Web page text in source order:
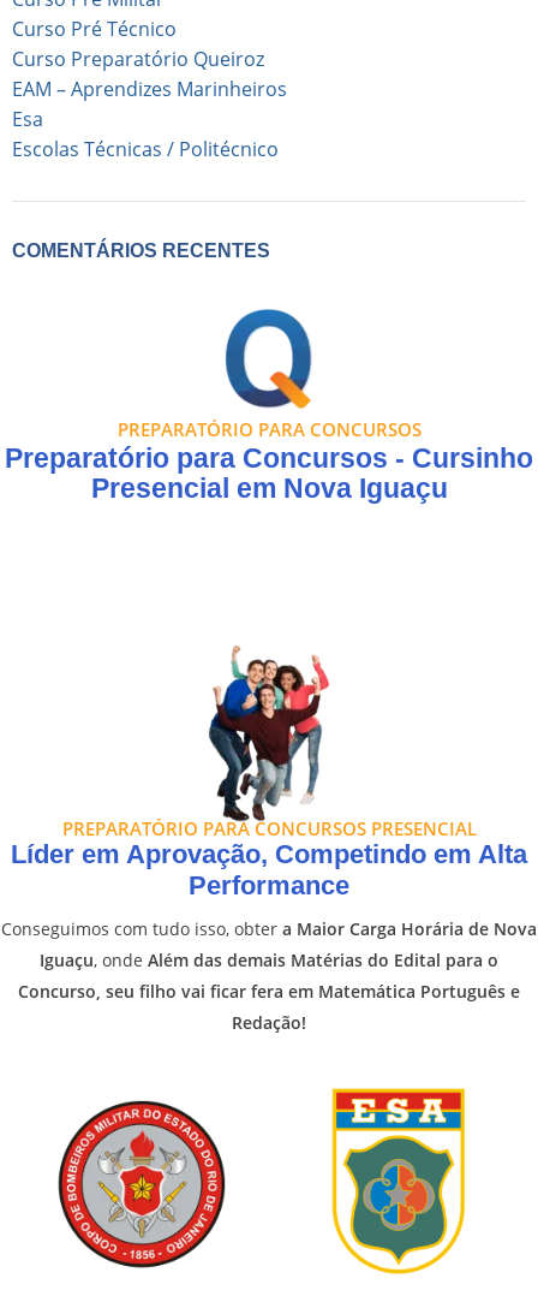
Curso Pré Técnico
Curso Preparatório Queiroz
EAM – Aprendizes Marinheiros
Esa
Escolas Técnicas / Politécnico
COMENTÁRIOS RECENTES
PREPARATÓRIO PARA CONCURSOS
Preparatório para Concursos - Cursinho
Presencial em Nova Iguaçu
PREPARATÓRIO PARA CONCURSOS PRESENCIAL
Líder em Aprovação, Competindo em Alta
Performance
Conseguimos com tudo isso, obter a Maior Carga Horária de Nova
Iguaçu, onde Além das demais Matérias do Edital para o
Concurso, seu filho vai ficar fera em Matemática Português e
Redação!